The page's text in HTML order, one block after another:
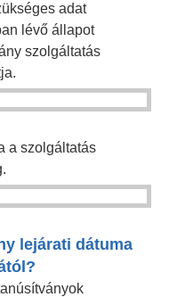
adat
lévő állapot
szolgáltatás
a szolgáltatás
lejárati dátuma